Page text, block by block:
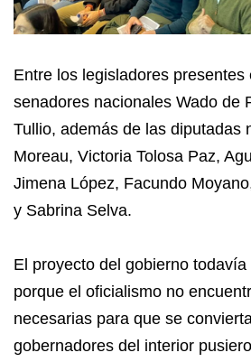
Entre los legisladores presentes
senadores nacionales Wado de
Tullio, además de las diputadas
Moreau, Victoria Tolosa Paz,
Jimena López, Facundo
y Sabrina Selva.
El proyecto del gobierno
porque el oficialismo no
necesarias para que se
gobernadores del interior